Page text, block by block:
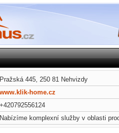
Pražská 445, 250 81 Nehvizdy
www.klik-home.cz
+420792556124
Nabízíme komplexní služby v oblasti